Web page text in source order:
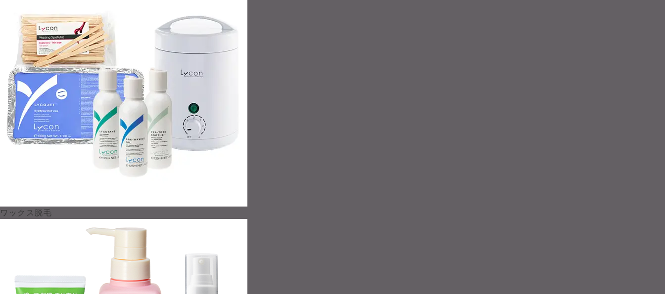
ワックス脱毛